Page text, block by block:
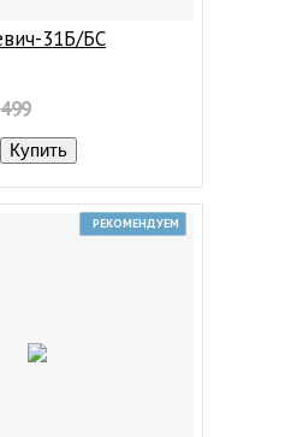
31Б/БС
Купить
РЕКОМЕНДУЕМ